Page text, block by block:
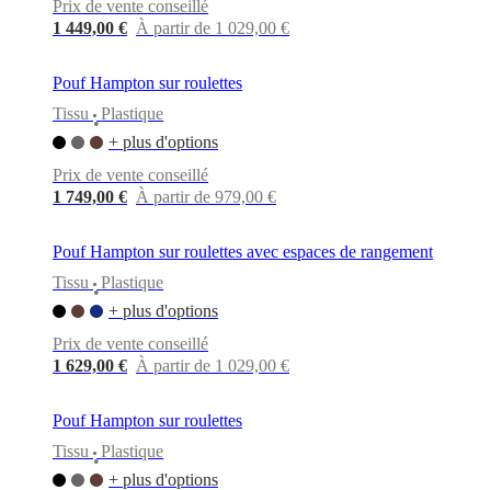
Prix de vente conseillé
1 449,00 € À partir de 1 029,00 €
Pouf Hampton sur roulettes
Tissu
•
Plastique
+ plus d'options
Prix de vente conseillé
1 749,00 € À partir de 979,00 €
Pouf Hampton sur roulettes avec espaces de rangement
Tissu
•
Plastique
+ plus d'options
Prix de vente conseillé
1 629,00 € À partir de 1 029,00 €
Pouf Hampton sur roulettes
Tissu
•
Plastique
+ plus d'options